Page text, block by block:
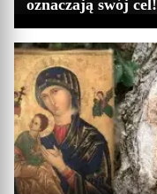
oznaczają swój cel!